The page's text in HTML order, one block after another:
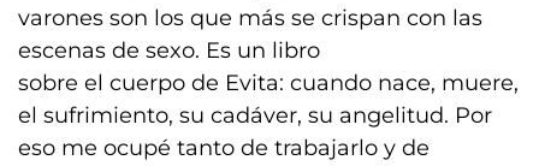
varones son los que más se crispan con las
escenas de sexo. Es un libro
sobre el cuerpo de Evita: cuando nace, muere,
el sufrimiento, su cadáver, su angelitud. Por
eso me ocupé tanto de trabajarlo y de